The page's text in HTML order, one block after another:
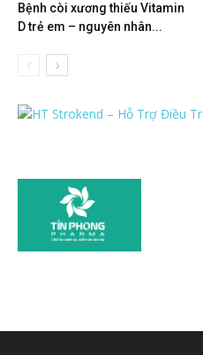
Bệnh còi xương thiếu Vitamin
D trẻ em – nguyên nhân...